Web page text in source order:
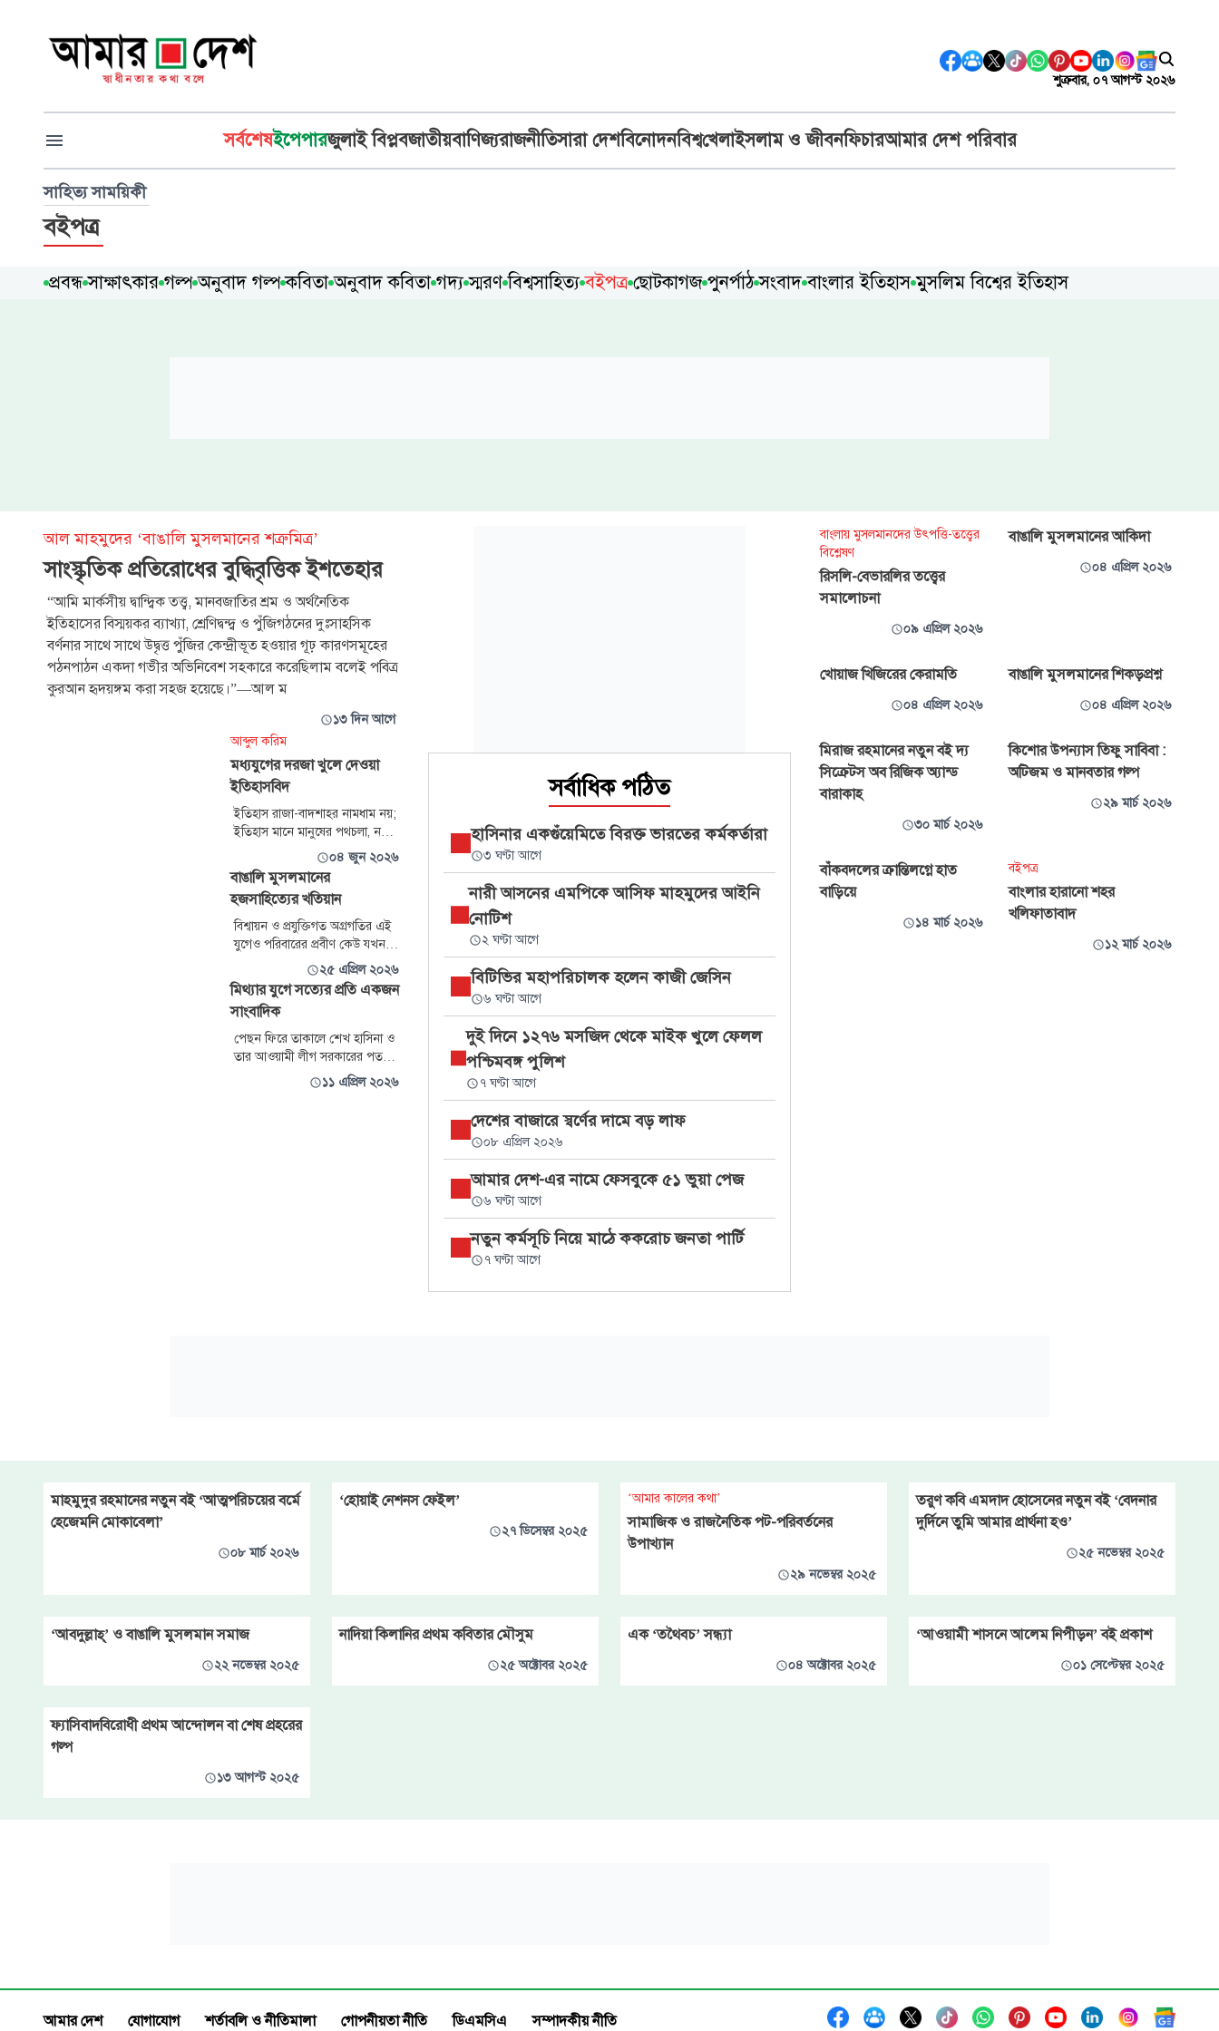
শুক্রবার, ০৭ আগস্ট ২০২৬
সর্বশেষইপেপারজুলাই বিপ্লবজাতীয়বাণিজ্যরাজনীতিসারা দেশবিনোদনবিশ্বখেলাইসলাম ও জীবনফিচারআমার দেশ পরিবার
সাহিত্য সাময়িকী
বইপত্র
প্রবন্ধ সাক্ষাৎকার গল্প অনুবাদ গল্প কবিতা অনুবাদ কবিতা গদ্য স্মরণ বিশ্বসাহিত্য বইপত্র ছোটকাগজ পুনর্পাঠ সংবাদ বাংলার ইতিহাস মুসলিম বিশ্বের ইতিহাস
আল মাহমুদের ‘বাঙালি মুসলমানের শত্রুমিত্র’
সাংস্কৃতিক প্রতিরোধের বুদ্ধিবৃত্তিক ইশতেহার
“আমি মার্কসীয় দ্বান্দ্বিক তত্ত্ব, মানবজাতির শ্রম ও অর্থনৈতিক
ইতিহাসের বিস্ময়কর ব্যাখ্যা, শ্রেণিদ্বন্দ্ব ও পুঁজিগঠনের দুঃসাহসিক
বর্ণনার সাথে সাথে উদ্বৃত্ত পুঁজির কেন্দ্রীভূত হওয়ার গূঢ় কারণসমূহের
পঠনপাঠন একদা গভীর অভিনিবেশ সহকারে করেছিলাম বলেই পবিত্র
কুরআন হৃদয়ঙ্গম করা সহজ হয়েছে।”—আল ম
১৩ দিন আগে
আব্দুল করিম
মধ্যযুগের দরজা খুলে দেওয়া
ইতিহাসবিদ
ইতিহাস রাজা-বাদশাহর নামধাম নয়;
ইতিহাস মানে মানুষের পথচলা, নদীর
ঘ্রাণ, মাটির রঙ, জনপদের বদল,
ভাষার ভেতর লুকিয়ে থাকা যুগের
ছাপ। এই ইতিহাসকে যারা কাগজের
শুকনো পাতার ভেতর থেকে টেনে
এনে জীবন্ত করে তোলেন,
ইতিহাসবিদ আবদুল করিম তাদেরই
০৪ জুন ২০২৬
বাঙালি মুসলমানের
হজসাহিত্যের খতিয়ান
বিশ্বায়ন ও প্রযুক্তিগত অগ্রগতির এই
যুগেও পরিবারের প্রবীণ কেউ যখন
হজে রওনা দেন, তখন আশকোনা
হজ ক্যাম্প এলাকায় একধরনের
বেদনাবিধুর পরিবেশ তৈরি হয়। মাত্র
কয়েক ঘণ্টার ব্যবধানে গন্তব্যে
পৌঁছানো সম্ভব জেনেও স্বজনদের
চোখে ভাসে অনিশ্চয়তার ছায়া।
২৫ এপ্রিল ২০২৬
মিথ্যার যুগে সত্যের প্রতি একজন
সাংবাদিক
পেছন ফিরে তাকালে শেখ হাসিনা ও
তার আওয়ামী লীগ সরকারের পতন
অবশ্যম্ভাবীই মনে হয়েছিল। কিন্তু
যখন শেখ হাসিনা প্রধানমন্ত্রী হিসেবে
১১ এপ্রিল ২০২৬
সর্বাধিক পঠিত
হাসিনার একগুঁয়েমিতে বিরক্ত ভারতের কর্মকর্তারা
৩ ঘণ্টা আগে
নারী আসনের এমপিকে আসিফ মাহমুদের আইনি
নোটিশ
২ ঘণ্টা আগে
বিটিভির মহাপরিচালক হলেন কাজী জেসিন
৬ ঘণ্টা আগে
দুই দিনে ১২৭৬ মসজিদ থেকে মাইক খুলে ফেলল
পশ্চিমবঙ্গ পুলিশ
৭ ঘণ্টা আগে
দেশের বাজারে স্বর্ণের দামে বড় লাফ
০৮ এপ্রিল ২০২৬
আমার দেশ-এর নামে ফেসবুকে ৫১ ভুয়া পেজ
৬ ঘণ্টা আগে
নতুন কর্মসূচি নিয়ে মাঠে ককরোচ জনতা পার্টি
৭ ঘণ্টা আগে
বাংলায় মুসলমানদের উৎপত্তি-তত্ত্বের
বিশ্লেষণ
রিসলি-বেভারলির তত্ত্বের
সমালোচনা
০৯ এপ্রিল ২০২৬
বাঙালি মুসলমানের আকিদা
০৪ এপ্রিল ২০২৬
খোয়াজ খিজিরের কেরামতি
০৪ এপ্রিল ২০২৬
বাঙালি মুসলমানের শিকড়প্রশ্ন
০৪ এপ্রিল ২০২৬
মিরাজ রহমানের নতুন বই দ্য
সিক্রেটস অব রিজিক অ্যান্ড
বারাকাহ
৩০ মার্চ ২০২৬
কিশোর উপন্যাস তিফু সাবিবা :
অটিজম ও মানবতার গল্প
২৯ মার্চ ২০২৬
বাঁকবদলের ক্রান্তিলগ্নে হাত
বাড়িয়ে
১৪ মার্চ ২০২৬
বইপত্র
বাংলার হারানো শহর
খলিফাতাবাদ
১২ মার্চ ২০২৬
মাহমুদুর রহমানের নতুন বই ‘আত্মপরিচয়ের বর্মে
হেজেমনি মোকাবেলা’
০৮ মার্চ ২০২৬
‘হোয়াই নেশনস ফেইল’
২৭ ডিসেম্বর ২০২৫
‘আমার কালের কথা’
সামাজিক ও রাজনৈতিক পট-পরিবর্তনের
উপাখ্যান
২৯ নভেম্বর ২০২৫
তরুণ কবি এমদাদ হোসেনের নতুন বই ‘বেদনার
দুর্দিনে তুমি আমার প্রার্থনা হও’
২৫ নভেম্বর ২০২৫
‘আবদুল্লাহ্‌’ ও বাঙালি মুসলমান সমাজ
২২ নভেম্বর ২০২৫
নাদিয়া কিলানির প্রথম কবিতার মৌসুম
২৫ অক্টোবর ২০২৫
এক ‘তথৈবচ’ সন্ধ্যা
০৪ অক্টোবর ২০২৫
‘আওয়ামী শাসনে আলেম নিপীড়ন’ বই প্রকাশ
০১ সেপ্টেম্বর ২০২৫
ফ্যাসিবাদবিরোধী প্রথম আন্দোলন বা শেষ প্রহরের
গল্প
১৩ আগস্ট ২০২৫
আমার দেশ যোগাযোগ শর্তাবলি ও নীতিমালা গোপনীয়তা নীতি ডিএমসিএ সম্পাদকীয় নীতি